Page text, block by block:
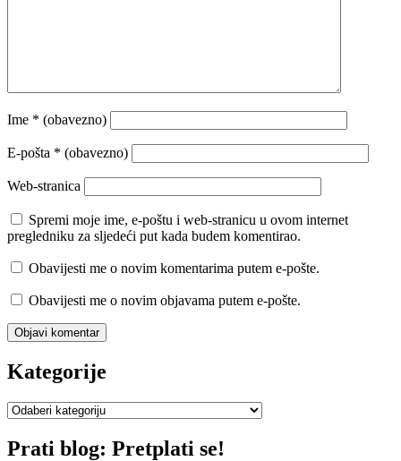
Ime * (obavezno)
E-pošta * (obavezno)
Web-stranica
Spremi moje ime, e-poštu i web-stranicu u ovom internet
pregledniku za sljedeći put kada budem komentirao.
Obavijesti me o novim komentarima putem e-pošte.
Obavijesti me o novim objavama putem e-pošte.
Kategorije
Kategorije
Prati blog: Pretplati se!